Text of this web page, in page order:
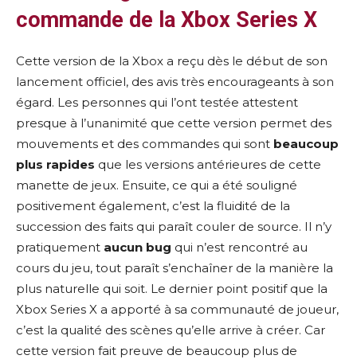
commande de la Xbox Series X
Cette version de la Xbox a reçu dès le début de son
lancement officiel, des avis très encourageants à son
égard. Les personnes qui l’ont testée attestent
presque à l’unanimité que cette version permet des
mouvements et des commandes qui sont beaucoup
plus rapides que les versions antérieures de cette
manette de jeux. Ensuite, ce qui a été souligné
positivement également, c’est la fluidité de la
succession des faits qui paraît couler de source. Il n’y
pratiquement aucun bug qui n’est rencontré au
cours du jeu, tout paraît s’enchaîner de la manière la
plus naturelle qui soit. Le dernier point positif que la
Xbox Series X a apporté à sa communauté de joueur,
c’est la qualité des scènes qu’elle arrive à créer. Car
cette version fait preuve de beaucoup plus de